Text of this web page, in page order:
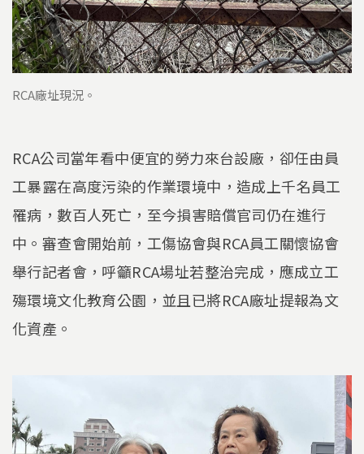
RCA廠址現況。
RCA公司當年看中便宜的勞力來台設廠，卻任由員
工暴露在高度污染的作業環境中，造成上千名員工
罹病，數百人死亡，至今損害賠償官司仍在進行
中。審查會開始前，工傷協會與RCA員工關懷協會
舉行記者會，呼籲RCA場址若整治完成，應成立工
殤環境文化教育公園，並且已將RCA廠址提報為文
化資產。